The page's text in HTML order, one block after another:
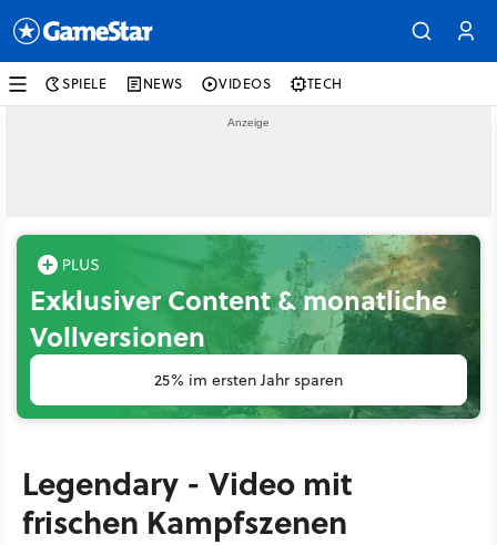
SPIELE NEWS VIDEOS TECH
Exklusiver Content & monatliche
Vollversionen
25% im ersten Jahr sparen
Legendary - Video mit
frischen Kampfszenen